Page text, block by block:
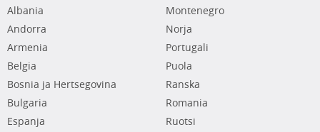
Albania
Andorra
Armenia
Belgia
Bosnia ja Hertsegovina
Bulgaria
Espanja
Montenegro
Norja
Portugali
Puola
Ranska
Romania
Ruotsi